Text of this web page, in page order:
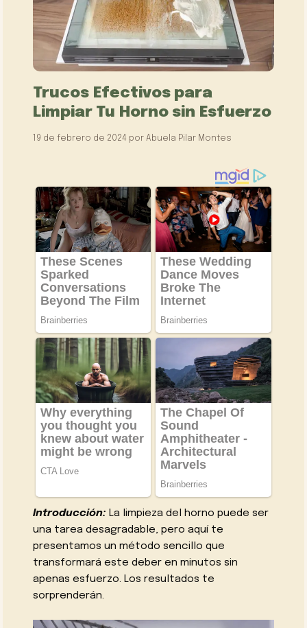
Trucos Efectivos para
Limpiar Tu Horno sin Esfuerzo
19 de febrero de 2024 por Abuela Pilar Montes
Introducción: La limpieza del horno puede ser
una tarea desagradable, pero aquí te
presentamos un método sencillo que
transformará este deber en minutos sin
apenas esfuerzo. Los resultados te
sorprenderán.